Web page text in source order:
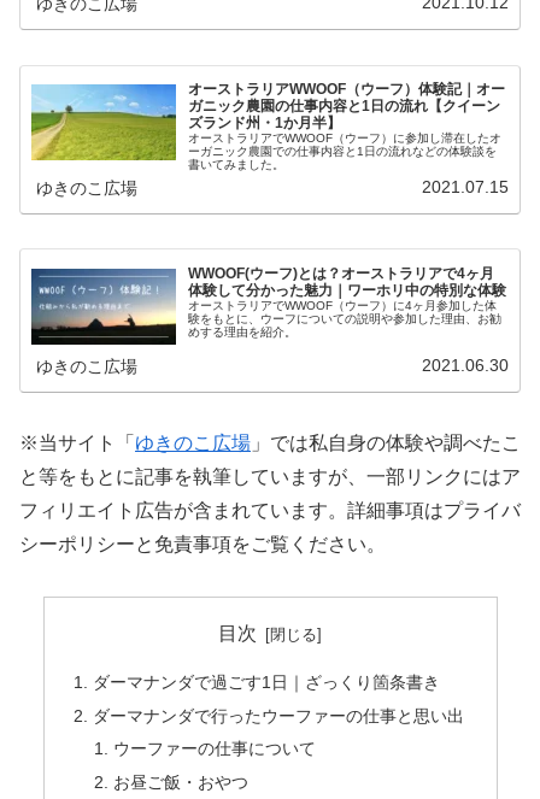
ゆきのこ広場
オーストラリアWWOOF（ウーフ）体験記｜オー
ガニック農園の仕事内容と1日の流れ【クイーン
ズランド州・1か月半】
オーストラリアでWWOOF（ウーフ）に参加し滞在したオ
ーガニック農園での仕事内容と1日の流れなどの体験談を
書いてみました。
ゆきのこ広場 2021.07.15
WWOOF(ウーフ)とは？オーストラリアで4ヶ月
体験して分かった魅力｜ワーホリ中の特別な体験
オーストラリアでWWOOF（ウーフ）に4ヶ月参加した体
験をもとに、ウーフについての説明や参加した理由、お勧
めする理由を紹介。
ゆきのこ広場 2021.06.30
※当サイト「 ゆきのこ広場 」では私自身の体験や調べたこ
と等をもとに記事を執筆していますが、一部リンクにはア
フィリエイト広告が含まれています。詳細事項はプライバ
シーポリシーと免責事項をご覧ください。
目次
ダーマナンダで過ごす1日｜ざっくり箇条書き
ダーマナンダで行ったウーファーの仕事と思い出
ウーファーの仕事について
お昼ご飯・おやつ